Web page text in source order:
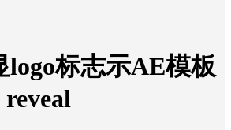
logo标志示AE模板